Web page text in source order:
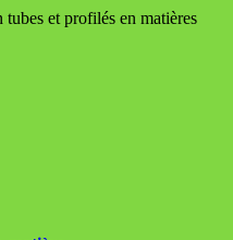
tubes et profilés en matières